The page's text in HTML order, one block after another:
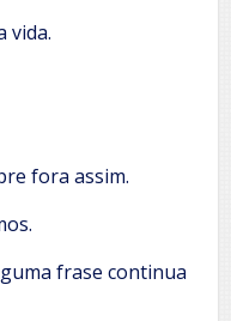
vida.
fora assim.
frase continua